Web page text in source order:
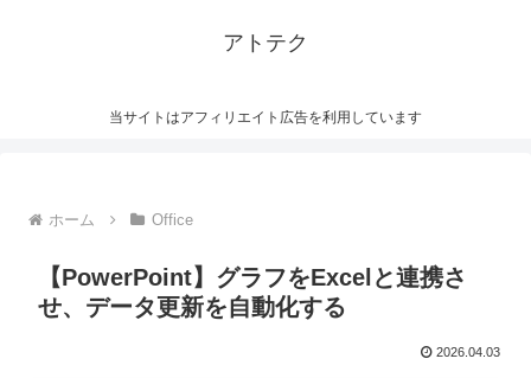
アトテク
当サイトはアフィリエイト広告を利用しています
ホーム Office
【PowerPoint】グラフをExcelと連携さ
せ、データ更新を自動化する
2026.04.03